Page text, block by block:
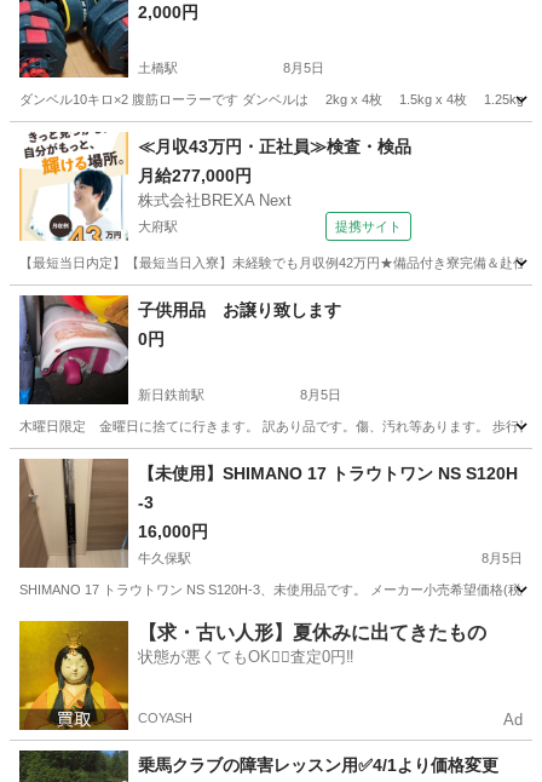
2,000円
土橋駅 8月5日
ダンベル10キロ×2 腹筋ローラーです ダンベルは 2kg x 4枚 1.5kg x 4枚 1.25kg x
愛知 豊田市 土橋駅 フィットネス、トレーニング
≪月収43万円・正社員≫検査・検品
月給277,000円
株式会社BREXA Next
大府駅 提携サイト
【最短当日内定】【最短当日入寮】未経験でも月収例42万円★備品付き寮完備＆赴
愛知 大府市 大府駅 その他
子供用品 お譲り致します
0円
新日鉄前駅 8月5日
木曜日限定 金曜日に捨てに行きます。 訳あり品です。傷、汚れ等あります。 歩行器
愛知 東海市 新日鉄前駅
【未使用】SHIMANO 17 トラウトワン NS S120H
-3
16,000円
牛久保駅 8月5日
SHIMANO 17 トラウトワン NS S120H-3、未使用品です。 メーカー小売希望価格(税
牛久保駅 その他 ロッド
【求・古い人形】夏休みに出てきたもの
状態が悪くてもOK🙆‍♀️査定0円‼️
COYASH Ad
乗馬クラブの障害レッスン用✅4/1より価格変更